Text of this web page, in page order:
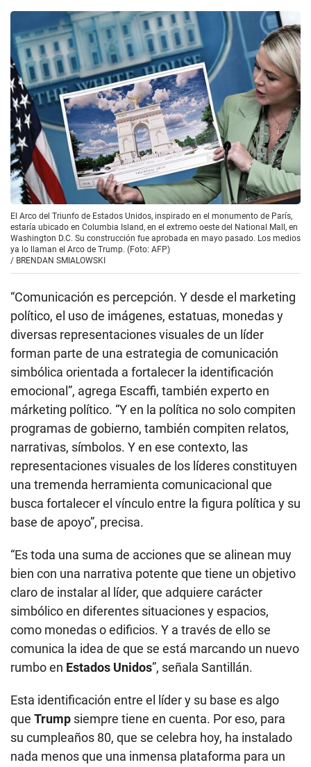
El Arco del Triunfo de Estados Unidos, inspirado en el monumento de París,
estaría ubicado en Columbia Island, en el extremo oeste del National Mall, en
Washington D.C. Su construcción fue aprobada en mayo pasado. Los medios
ya lo llaman el Arco de Trump. (Foto: AFP)
/ BRENDAN SMIALOWSKI
“Comunicación es percepción. Y desde el marketing
político, el uso de imágenes, estatuas, monedas y
diversas representaciones visuales de un líder
forman parte de una estrategia de comunicación
simbólica orientada a fortalecer la identificación
emocional”, agrega Escaffi, también experto en
márketing político. “Y en la política no solo compiten
programas de gobierno, también compiten relatos,
narrativas, símbolos. Y en ese contexto, las
representaciones visuales de los líderes constituyen
una tremenda herramienta comunicacional que
busca fortalecer el vínculo entre la figura política y su
base de apoyo”, precisa.
“Es toda una suma de acciones que se alinean muy
bien con una narrativa potente que tiene un objetivo
claro de instalar al líder, que adquiere carácter
simbólico en diferentes situaciones y espacios,
como monedas o edificios. Y a través de ello se
comunica la idea de que se está marcando un nuevo
rumbo en Estados Unidos”, señala Santillán.
Esta identificación entre el líder y su base es algo
que Trump siempre tiene en cuenta. Por eso, para
su cumpleaños 80, que se celebra hoy, ha instalado
nada menos que una inmensa plataforma para un